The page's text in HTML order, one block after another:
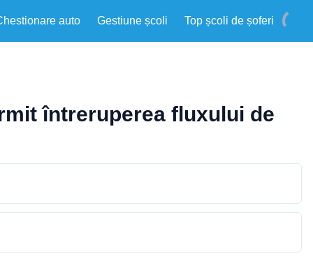
auto Gestiune școli Top școli de șoferi
întreruperea fluxului de